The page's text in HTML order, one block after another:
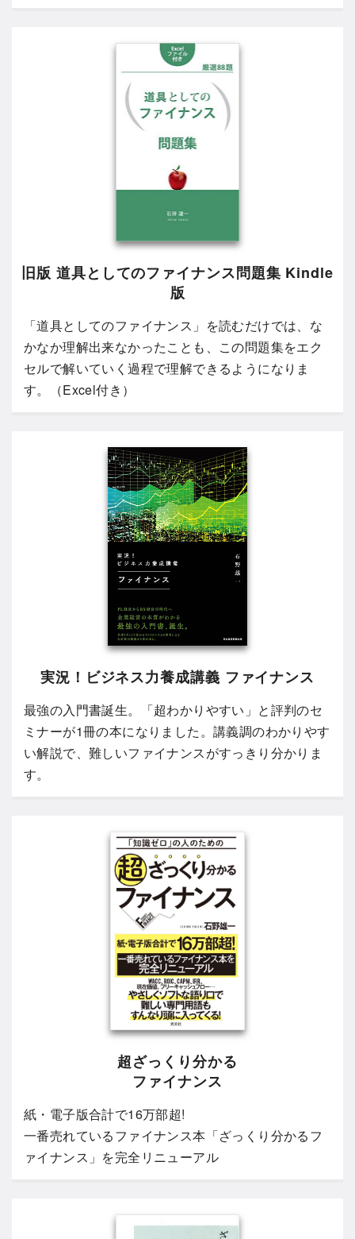
旧版 道具としてのファイナンス問題集 Kindle
版
「道具としてのファイナンス」を読むだけでは、な
かなか理解出来なかったことも、この問題集をエク
セルで解いていく過程で理解できるようになりま
す。（Excel付き）
実況！ビジネス力養成講義 ファイナンス
最強の入門書誕生。「超わかりやすい」と評判のセ
ミナーが1冊の本になりました。講義調のわかりやす
い解説で、難しいファイナンスがすっきり分かりま
す。
超ざっくり分かる
ファイナンス
紙・電子版合計で16万部超!
一番売れているファイナンス本「ざっくり分かるフ
ァイナンス」を完全リニューアル